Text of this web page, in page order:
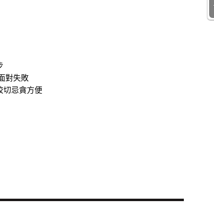
對失敗
切忌貪方便